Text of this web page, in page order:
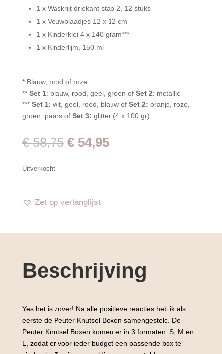
1 x Waskrijt driekant stap 2, 12 stuks
1 x Vouwblaadjes 12 x 12 cm
1 x Kinderklei 4 x 140 gram***
1 x Kinderlijm, 150 ml
* Blauw, rood of roze
** Set 1: blauw, rood, geel, groen ofSet 2: metallic
*** Set 1: wit, geel, rood, blauw of Set 2: oranje, roze,
groen, paars of Set 3: glitter (4 x 100 gr)
€58,75 Oorspronkelijke
€54,95Huidige
Uitverkocht
Zet op verlanglijst
Beschrijving
Yes het is zover! Na alle positieve reacties heb ik als
eerste de Peuter Knutsel Boxen samengesteld. De
Peuter Knutsel Boxen komen er in 3 formaten: S, M en
L, zodat er voor ieder budget een passende box te